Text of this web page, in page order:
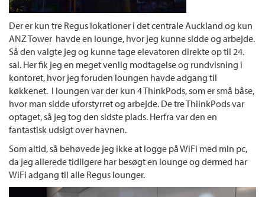
Der er kun tre Regus lokationer i det centrale Auckland og kun
ANZ Tower havde en lounge, hvor jeg kunne sidde og arbejde.
Så den valgte jeg og kunne tage elevatoren direkte op til 24.
sal. Her fik jeg en meget venlig modtagelse og rundvisning i
kontoret, hvor jeg foruden loungen havde adgang til
køkkenet. I loungen var der kun 4 ThinkPods, som er små båse,
hvor man sidde uforstyrret og arbejde. De tre ThiinkPods var
optaget, så jeg tog den sidste plads. Herfra var den en
fantastisk udsigt over havnen.
Som altid, så behøvede jeg ikke at logge på WiFi med min pc,
da jeg allerede tidligere har besøgt en lounge og dermed har
WiFi adgang til alle Regus lounger.